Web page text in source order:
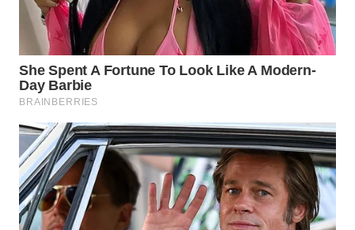
WN
TAPANULI
TENGAH
WN DELI
SERDANG
WN
TEBING
TINGGI
WN